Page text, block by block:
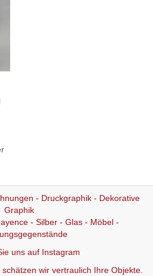
- Druckgraphik - Dekorative
Graphik
- Silber - Glas - Möbel -
uns auf Instagram
wir vertraulich Ihre Objekte.